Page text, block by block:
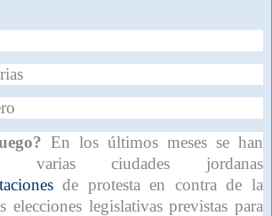
En los últimos meses se han
varias ciudades jordanas
de protesta en contra de la
elecciones legislativas previstas para